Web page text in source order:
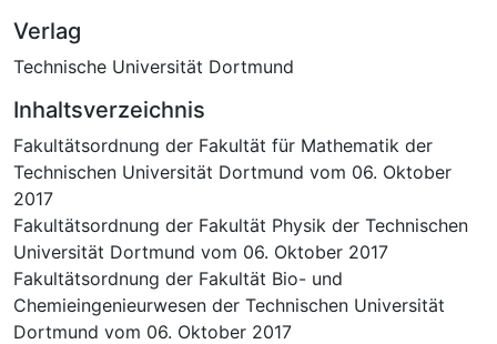
Verlag
Technische Universität Dortmund
Inhaltsverzeichnis
Fakultätsordnung der Fakultät für Mathematik der
Technischen Universität Dortmund vom 06. Oktober
2017
Fakultätsordnung der Fakultät Physik der Technischen
Universität Dortmund vom 06. Oktober 2017
Fakultätsordnung der Fakultät Bio- und
Chemieingenieurwesen der Technischen Universität
Dortmund vom 06. Oktober 2017